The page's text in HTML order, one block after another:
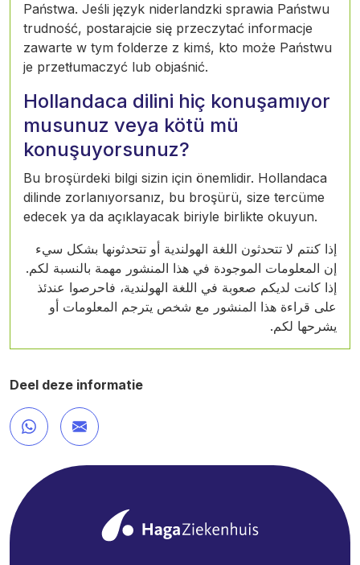
Państwa. Jeśli język niderlandzki sprawia Państwu
trudność, postarajcie się przeczytać informacje
zawarte w tym folderze z kimś, kto może Państwu
je przetłumaczyć lub objaśnić.
Hollandaca dilini hiç konuşamıyor
musunuz veya kötü mü
konuşuyorsunuz?
Bu broşürdeki bilgi sizin için önemlidir. Hollandaca
dilinde zorlanıyorsanız, bu broşürü, size tercüme
edecek ya da açıklayacak biriyle birlikte okuyun.
إذا كنتم لا تتحدثون اللغة الهولندية أو تتحدثونها بشكل سيء
إن المعلومات الموجودة في هذا المنشور مهمة بالنسبة لكم.
إذا كانت لديكم صعوبة في اللغة الهولندية، فاحرصوا عندئذ
على قراءة هذا المنشور مع شخص يترجم المعلومات أو
يشرحها لكم.
Deel deze informatie